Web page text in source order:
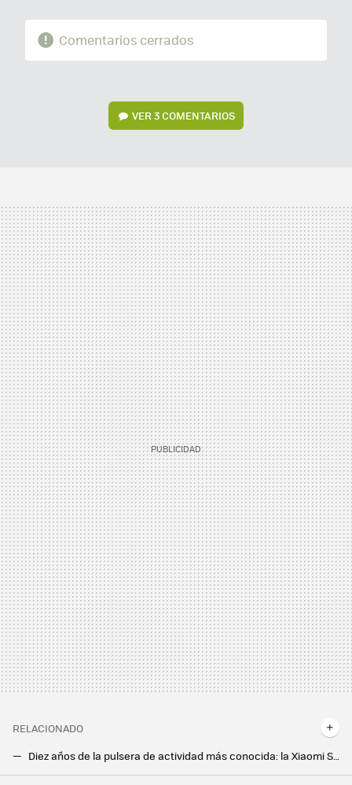
Comentarios cerrados
VER3 COMENTARIOS
RELACIONADO
Diez años de la pulsera de actividad más conocida: la Xiaomi Smart Band cumplió una década. Y lo tiene más difícil que nunca